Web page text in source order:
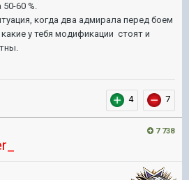
60 %.
когда два адмирала перед боем
у тебя модификации стоят и
4 7
7 738